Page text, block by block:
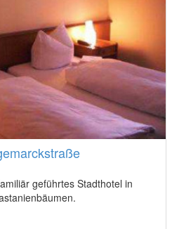
geführtes Stadthotel in